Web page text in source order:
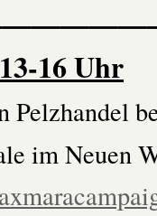
16 Uhr
Pelzhandel
im Neuen